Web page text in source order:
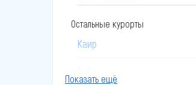
Остальные курорты
Каир
Показать ещё